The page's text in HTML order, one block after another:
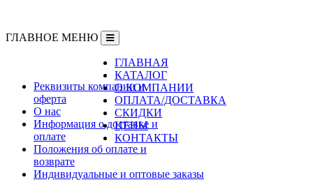
ГЛАВНОЕ МЕНЮ
ГЛАВНАЯ
КАТАЛОГ
О КОМПАНИИ
ОПЛАТА/ДОСТАВКА
СКИДКИ
ЦЕНЫ
КОНТАКТЫ
Реквизиты компании и
оферта
О нас
Информация о доставке и
оплате
Положения об оплате и
возврате
Индивидуальные и оптовые заказы